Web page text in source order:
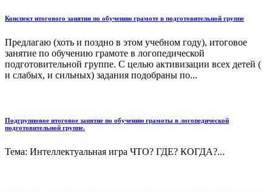
Конспект итогового занятия по обучению грамоте в подготовительной группе
Предлагаю (хоть и поздно в этом учебном году), итоговое
занятие по обучению грамоте в логопедической
подготовительной группе. С целью активизации всех детей (
и слабых, и сильных) задания подобраны по...
Подгрупповое итоговое занятие по обучению грамоты в логопедической
подготовительной группе.
Тема: Интеллектуальная игра ЧТО? ГДЕ? КОГДА?...